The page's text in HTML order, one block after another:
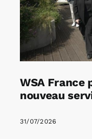
WSA France
nouveau
31/07/2026